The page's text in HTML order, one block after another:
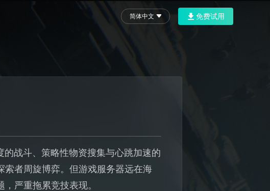
简体中文 免费试用
战斗、策略性物资搜集与心跳加速的
者周旋博弈。但游戏服务器远在海
严重拖累竞技表现。